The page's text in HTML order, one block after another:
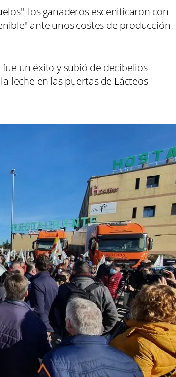
los ganaderos escenificaron con
ante unos costes de producción
fue un éxito y subió de decibelios
leche en las puertas de Lácteos